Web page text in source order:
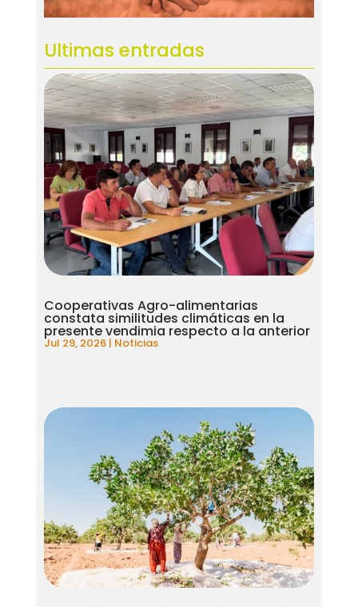
Ultimas entradas
Cooperativas Agro-alimentarias
constata similitudes climáticas en la
presente vendimia respecto a la anterior
Jul 29, 2026| Noticias